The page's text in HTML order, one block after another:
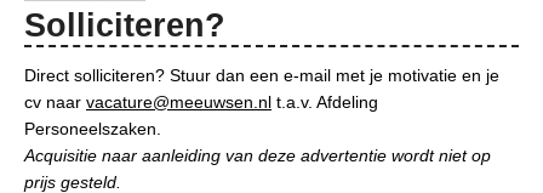
Solliciteren?
Direct solliciteren? Stuur dan een e-mail met je motivatie en je
cv naar vacature@meeuwsen.nl t.a.v. Afdeling
Personeelszaken.
Acquisitie naar aanleiding van deze advertentie wordt niet op
prijs gesteld.